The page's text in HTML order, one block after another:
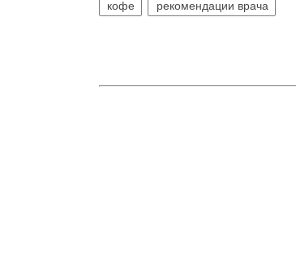
кофе рекомендации врача